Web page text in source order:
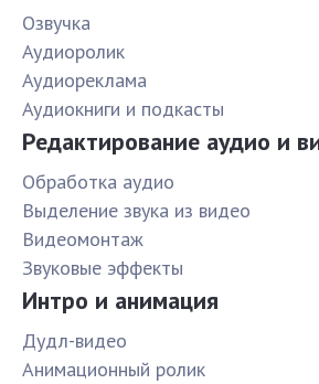
Озвучка
Аудиоролик
Аудиореклама
Аудиокниги и подкасты
Редактирование аудио и
Обработка аудио
Выделение звука из видео
Видеомонтаж
Звуковые эффекты
Интро и анимация
Дудл-видео
Анимационный ролик